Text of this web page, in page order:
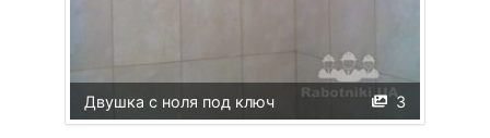
3
Двушка с ноля под ключ